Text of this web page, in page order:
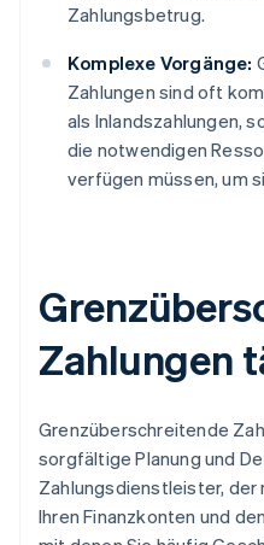
Zahlungsbetrug.
Komplexe Vorgänge:
Zahlungen sind oft
als Inlandszahlungen,
die notwendigen
verfügen müssen, um
Zahlungen
Grenzüberschreitende
sorgfältige Planung und
Zahlungsdienstleister, der
Ihren Finanzkonten und